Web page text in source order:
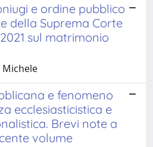
e ordine pubblico
della Suprema Corte
sul matrimonio
Michele
e fenomeno
ecclesiasticistica e
Brevi note a
volume